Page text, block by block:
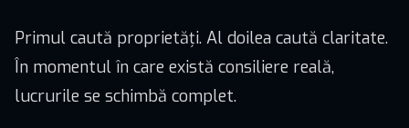
Primul caută proprietăți. Al doilea caută claritate.
În momentul în care există consiliere reală,
lucrurile se schimbă complet.